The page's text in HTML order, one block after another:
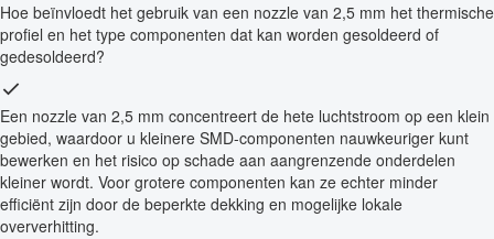
Hoe beïnvloedt het gebruik van een nozzle van 2,5 mm het thermische
profiel en het type componenten dat kan worden gesoldeerd of
gedesoldeerd?
Een nozzle van 2,5 mm concentreert de hete luchtstroom op een klein
gebied, waardoor u kleinere SMD-componenten nauwkeuriger kunt
bewerken en het risico op schade aan aangrenzende onderdelen
kleiner wordt. Voor grotere componenten kan ze echter minder
efficiënt zijn door de beperkte dekking en mogelijke lokale
oververhitting.